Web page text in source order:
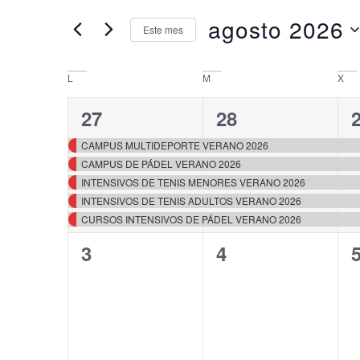
búsqueda
y
vistas
de
Eventos
para
clave.
Este mes agosto 2026
fecha.
Calendario
de
Eventos
L M X
5
eventos,
27
CAMPUS MULTIDEPORTE VERANO 2026
CAMPUS DE PÁDEL VERANO 2026
INTENSIVOS DE TENIS MENORES VERANO 2026
INTENSIVOS DE TENIS ADULTOS VERANO 2026
CURSOS INTENSIVOS DE PÁDEL VERANO 2026
5
eventos,
28
5
0
3
0
4
0